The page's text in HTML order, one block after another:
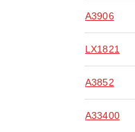
A3906
LX1821
A3852
A33400